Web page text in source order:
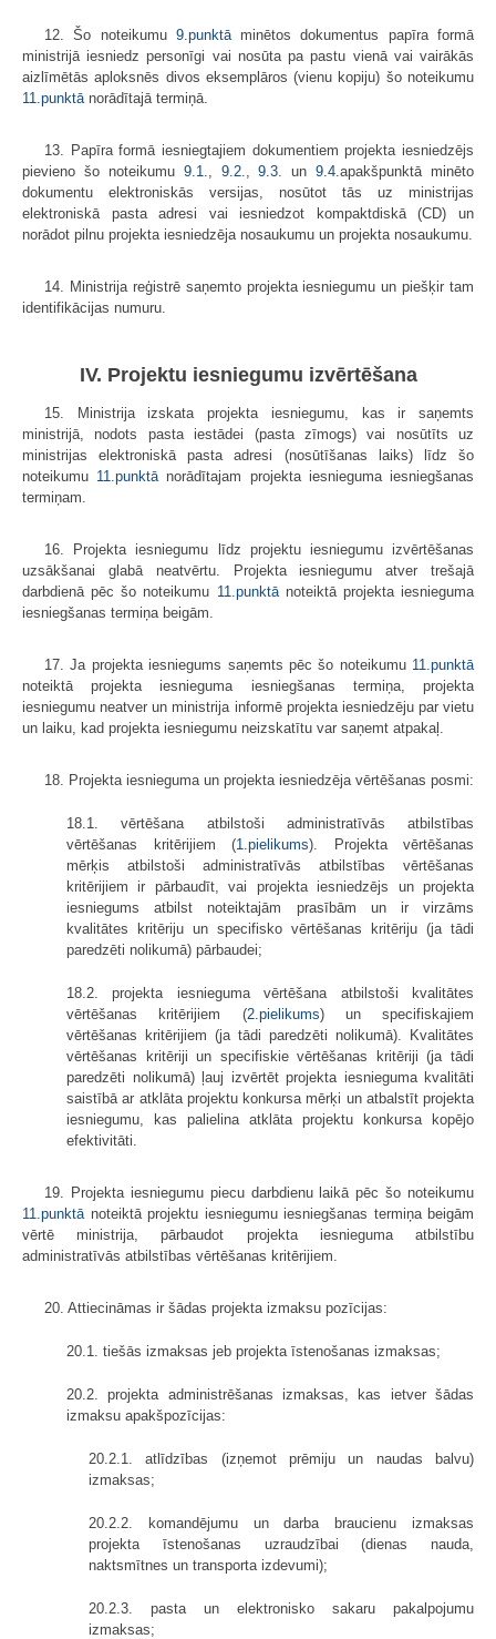
12. Šo noteikumu 9.punktāminētos dokumentus papīra formā
ministrijā iesniedz personīgi vai nosūta pa pastu vienā vai vairākās
aizlīmētās aploksnēs divos eksemplāros (vienu kopiju) šo noteikumu
11.punktā norādītajā termiņā.
13. Papīra formā iesniegtajiem dokumentiem projekta iesniedzējs
pievieno šo noteikumu 9.1 9.2.,9.3 . un9.4 .apakš­punktā minēto
dokumentu elektroniskās versijas, nosūtot tās uz ministrijas
elektroniskā pasta adresi vai iesniedzot kompaktdiskā (CD) un
norādot pilnu projekta iesniedzēja nosaukumu un projekta nosaukumu.
14. Ministrija reģistrē saņemto projekta iesniegumu un piešķir tam
identifikācijas numuru.
IV. Projektu iesniegumu izvērtēšana
15. Ministrija izskata projekta iesniegumu, kas ir saņemts
ministrijā, nodots pasta iestādei (pasta zīmogs) vai nosūtīts uz
ministrijas elektroniskā pasta adresi (nosūtīšanas laiks) līdz šo
noteikumu 11.punktā norādītajam projekta iesnieguma iesniegšanas
termiņam.
16. Projekta iesniegumu līdz projektu iesniegumu izvērtēšanas
uzsākšanai glabā neatvērtu. Projekta iesniegumu atver trešajā
darbdienā pēc šo noteikumu 11.punktānoteiktā projekta iesnieguma
iesniegšanas termiņa beigām.
17. Ja projekta iesniegums saņemts pēc šo noteikumu 11.punktā
noteiktā projekta iesnieguma iesniegšanas termiņa, projekta
iesniegumu neatver un ministrija informē projekta iesniedzēju par vietu
un laiku, kad projekta iesniegumu neizskatītu var saņemt atpakaļ.
18. Projekta iesnieguma un projekta iesniedzēja vērtēšanas posmi:
18.1. vērtēšana atbilstoši administratīvās atbilstības
vērtēšanas kritērijiem (1.pielikums). Projekta vērtēšanas
mērķis atbilstoši administratīvās atbilstības vērtēšanas
kritērijiem ir pārbaudīt, vai projekta iesniedzējs un projekta
iesniegums atbilst noteiktajām prasībām un ir virzāms
kvalitātes kritēriju un specifisko vērtēšanas kritēriju (ja tādi
paredzēti nolikumā) pārbaudei;
18.2. projekta iesnieguma vērtēšana atbilstoši kvalitātes
vērtēšanas kritērijiem (2.pielikums) un specifiskajiem
vērtēšanas kritērijiem (ja tādi paredzēti nolikumā). Kvalitātes
vērtēšanas kritēriji un specifiskie vērtēšanas kritēriji (ja tādi
paredzēti nolikumā) ļauj izvērtēt projekta iesnieguma kvalitāti
saistībā ar atklāta projektu konkursa mērķi un atbalstīt projekta
iesniegumu, kas palielina atklāta projektu konkursa kopējo
efektivitāti.
19. Projekta iesniegumu piecu darbdienu laikā pēc šo noteikumu
11.punktā noteiktā projektu iesniegumu iesniegšanas termiņa beigām
vērtē ministrija, pārbaudot projekta iesnieguma atbilstību
administratīvās atbilstības vērtēšanas kritērijiem.
20. Attiecināmas ir šādas projekta izmaksu pozīcijas:
20.1. tiešās izmaksas jeb projekta īstenošanas izmaksas;
20.2. projekta administrēšanas izmaksas, kas ietver šādas
izmaksu apakšpozīcijas:
20.2.1. atlīdzības (izņemot prēmiju un naudas balvu)
izmaksas;
20.2.2. komandējumu un darba braucienu izmaksas
projekta īstenošanas uzraudzībai (dienas nauda,
naktsmītnes un transporta izdevumi);
20.2.3. pasta un elektronisko sakaru pakalpojumu
izmaksas;